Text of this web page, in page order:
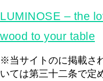
LUMINOSE – the
wood to your table
※当サイトのに掲載さ
いては第三十二条で定